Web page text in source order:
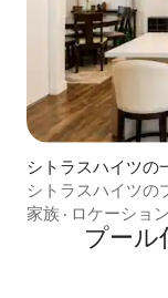
シトラスハイツの
シトラスハイツの
家族 · ロケーション
プー